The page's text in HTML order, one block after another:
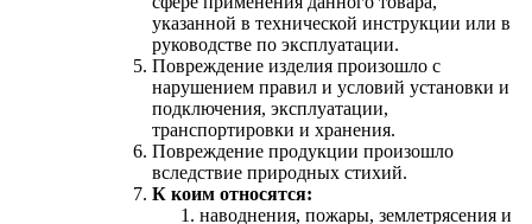
указанной в технической инструкции или в
руководстве по эксплуатации.
Повреждение изделия произошло с
нарушением правил и условий установки и
подключения, эксплуатации,
транспортировки и хранения.
Повреждение продукции произошло
вследствие природных стихий.
К коим относятся:
наводнения, пожары, землетрясения и